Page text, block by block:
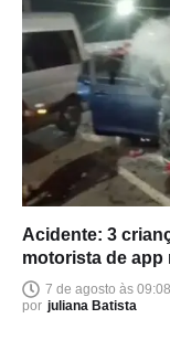
Acidente: 3
motorista de app
7 de agosto às
por juliana Batista